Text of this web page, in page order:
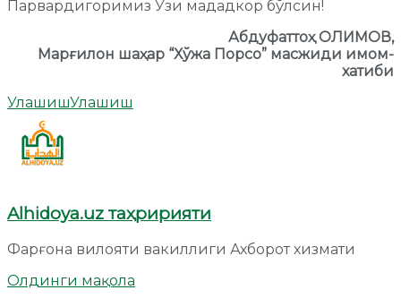
Парвардигоримиз Ўзи мададкор бўлсин!
Абдуфаттоҳ ОЛИМОВ,
Марғилон шаҳар “Хўжа Порсо” масжиди имом-
хатиби
УлашишУлашиш
Alhidoya.uz таҳририяти
Фарғона вилояти вакиллиги Ахборот хизмати
Олдинги мақола